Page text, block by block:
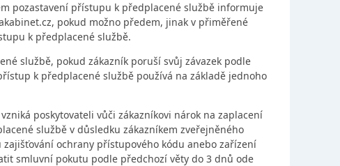
pozastavení přístupu k předplacené službě informuje
pokud možno předem, jinak v přiměřené
k předplacené službě.
službě, pokud zákazník poruší svůj závazek podle
k předplacené službě používá na základě jednoho
poskytovateli vůči zákazníkovi nárok na zaplacení
službě v důsledku zákazníkem zveřejněného
ochrany přístupového kódu anebo zařízení
smluvní pokutu podle předchozí věty do 3 dnů ode